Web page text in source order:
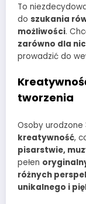
To
do szukania
możliwości.
zarówno dla
prowadzić do
tworzenia
Osoby urodzone
kreatywność,
pisarstwie,
pełen
różnych
unikalnego i